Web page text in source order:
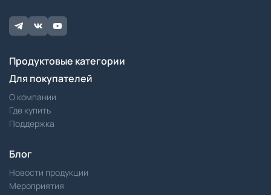
Продуктовые категории
Для покупателей
О компании
Где купить
Поддержка
Блог
Новости продукции
Мероприятия